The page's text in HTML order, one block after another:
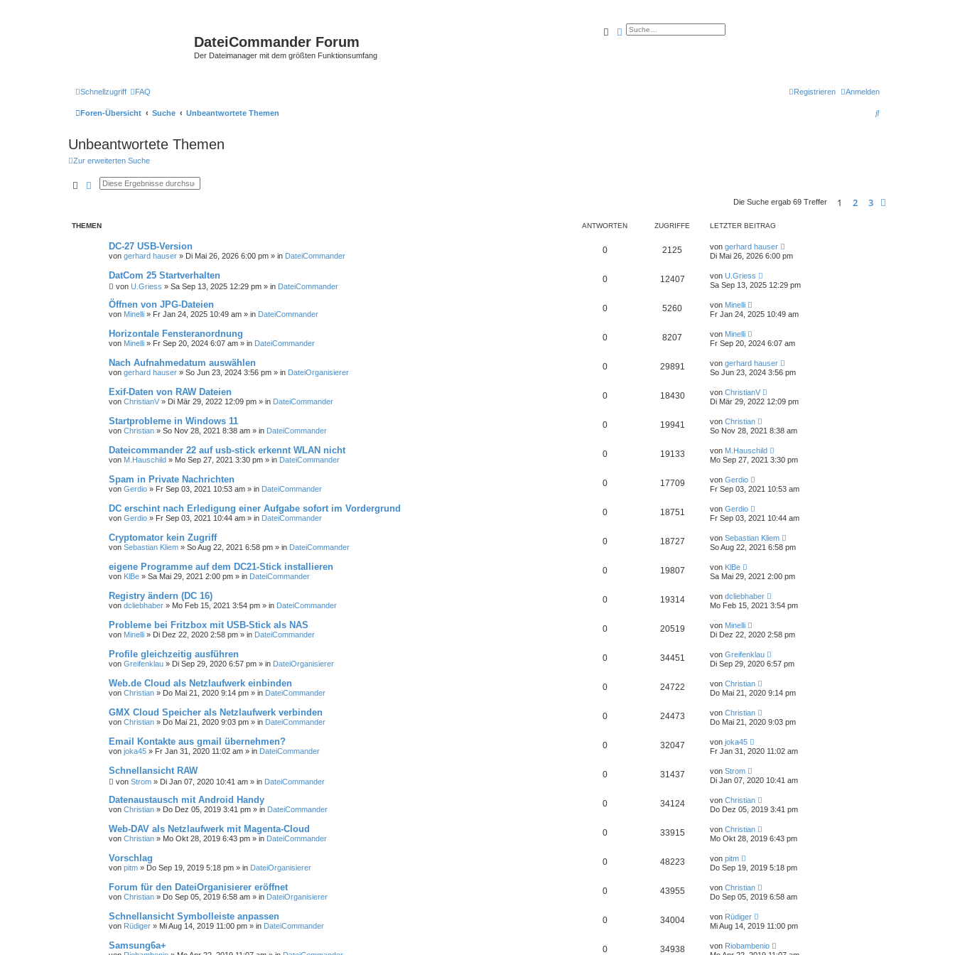
DateiCommander Forum
Der Dateimanager mit dem größten Funktionsumfang
SucheErweiterte Suche
Schnellzugriff FAQ Anmelden
Registrieren
Foren-Übersicht Suche Unbeantwortete Themen
S
Unbeantwortete Themen
Zur erweiterten Suche
SucheErweiterte Suche
Die Suche ergab 69 Treffer 1 2 3
THEMEN ANTWORTEN ZUGRIFFE LETZTER BEITRAG
DC-27 USB-Version
von gerhard hauser » Di Mai 26, 2026 6:00 pm » in DateiCommander
0 2125 von gerhard hauser
Di Mai 26, 2026 6:00 pm
DatCom 25 Startverhalten
von U.Griess » Sa Sep 13, 2025 12:29 pm » in DateiCommander
0 12407 von U.Griess
Sa Sep 13, 2025 12:29 pm
Öffnen von JPG-Dateien
von Minelli » Fr Jan 24, 2025 10:49 am » in DateiCommander
0 5260 von Minelli
Fr Jan 24, 2025 10:49 am
Horizontale Fensteranordnung
von Minelli » Fr Sep 20, 2024 6:07 am » in DateiCommander
0 8207 von Minelli
Fr Sep 20, 2024 6:07 am
Nach Aufnahmedatum auswählen
von gerhard hauser » So Jun 23, 2024 3:56 pm » in DateiOrganisierer
0 29891 von gerhard hauser
So Jun 23, 2024 3:56 pm
Exif-Daten von RAW Dateien
von ChristianV » Di Mär 29, 2022 12:09 pm » in DateiCommander
0 18430 von ChristianV
Di Mär 29, 2022 12:09 pm
Startprobleme in Windows 11
von Christian » So Nov 28, 2021 8:38 am » in DateiCommander
0 19941 von Christian
So Nov 28, 2021 8:38 am
Dateicommander 22 auf usb-stick erkennt WLAN nicht
von M.Hauschild » Mo Sep 27, 2021 3:30 pm » in DateiCommander
0 19133 von M.Hauschild
Mo Sep 27, 2021 3:30 pm
Spam in Private Nachrichten
von Gerdio » Fr Sep 03, 2021 10:53 am » in DateiCommander
0 17709 von Gerdio
Fr Sep 03, 2021 10:53 am
DC erschint nach Erledigung einer Aufgabe sofort im Vordergrund
von Gerdio » Fr Sep 03, 2021 10:44 am » in DateiCommander
0 18751 von Gerdio
Fr Sep 03, 2021 10:44 am
Cryptomator kein Zugriff
von Sebastian Kliem » So Aug 22, 2021 6:58 pm » in DateiCommander
0 18727 von Sebastian Kliem
So Aug 22, 2021 6:58 pm
eigene Programme auf dem DC21-Stick installieren
von KlBe » Sa Mai 29, 2021 2:00 pm » in DateiCommander
0 19807 von KlBe
Sa Mai 29, 2021 2:00 pm
Registry ändern (DC 16)
von dcliebhaber » Mo Feb 15, 2021 3:54 pm » in DateiCommander
0 19314 von dcliebhaber
Mo Feb 15, 2021 3:54 pm
Probleme bei Fritzbox mit USB-Stick als NAS
von Minelli » Di Dez 22, 2020 2:58 pm » in DateiCommander
0 20519 von Minelli
Di Dez 22, 2020 2:58 pm
Profile gleichzeitig ausführen
von Greifenklau » Di Sep 29, 2020 6:57 pm » in DateiOrganisierer
0 34451 von Greifenklau
Di Sep 29, 2020 6:57 pm
Web.de Cloud als Netzlaufwerk einbinden
von Christian » Do Mai 21, 2020 9:14 pm » in DateiCommander
0 24722 von Christian
Do Mai 21, 2020 9:14 pm
GMX Cloud Speicher als Netzlaufwerk verbinden
von Christian » Do Mai 21, 2020 9:03 pm » in DateiCommander
0 24473 von Christian
Do Mai 21, 2020 9:03 pm
Email Kontakte aus gmail übernehmen?
von joka45 » Fr Jan 31, 2020 11:02 am » in DateiCommander
0 32047 von joka45
Fr Jan 31, 2020 11:02 am
Schnellansicht RAW
von Strom » Di Jan 07, 2020 10:41 am » in DateiCommander
0 31437 von Strom
Di Jan 07, 2020 10:41 am
Datenaustausch mit Android Handy
von Christian » Do Dez 05, 2019 3:41 pm » in DateiCommander
0 34124 von Christian
Do Dez 05, 2019 3:41 pm
Web-DAV als Netzlaufwerk mit Magenta-Cloud
von Christian » Mo Okt 28, 2019 6:43 pm » in DateiCommander
0 33915 von Christian
Mo Okt 28, 2019 6:43 pm
Vorschlag
von pitm » Do Sep 19, 2019 5:18 pm » in DateiOrganisierer
0 48223 von pitm
Do Sep 19, 2019 5:18 pm
Forum für den DateiOrganisierer eröffnet
von Christian » Do Sep 05, 2019 6:58 am » in DateiOrganisierer
0 43955 von Christian
Do Sep 05, 2019 6:58 am
Schnellansicht Symbolleiste anpassen
von Rüdiger » Mi Aug 14, 2019 11:00 pm » in DateiCommander
0 34004 von Rüdiger
Mi Aug 14, 2019 11:00 pm
Samsung6a+ 0 34938 von Riobambenio